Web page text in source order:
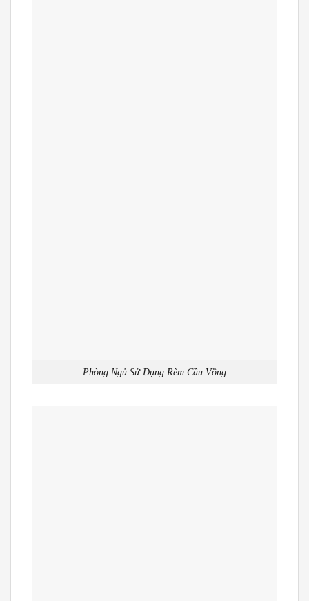
Phòng Ngủ Sử Dụng Rèm Cầu Vồng